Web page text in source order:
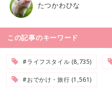
たつかわひな
この記事のキーワード
#ライフスタイル (8,735)
#おでかけ・旅行 (1,561)